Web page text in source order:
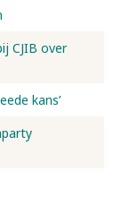
CJIB over
kans’